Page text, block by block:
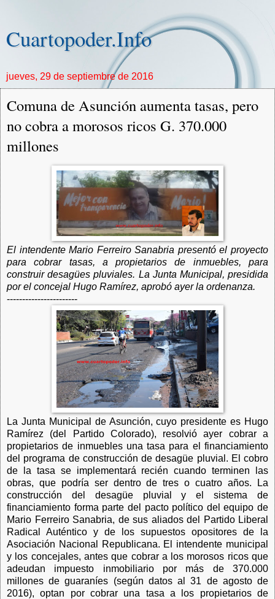
Cuartopoder.Info
jueves, 29 de septiembre de 2016
Comuna de Asunción aumenta tasas, pero
no cobra a morosos ricos G. 370.000
millones
El intendente Mario Ferreiro Sanabria presentó el proyecto
para cobrar tasas, a propietarios de inmuebles, para
construir desagües pluviales. La Junta Municipal, presidida
por el concejal Hugo Ramírez, aprobó ayer la ordenanza.
-----------------------
La Junta Municipal de Asunción, cuyo presidente es Hugo
Ramírez (del Partido Colorado), resolvió ayer cobrar a
propietarios de inmuebles una tasa para el financiamiento
del programa de construcción de desagüe pluvial. El cobro
de la tasa se implementará recién cuando terminen las
obras, que podría ser dentro de tres o cuatro años.
La
construcción del desagüe pluvial y el sistema de
financiamiento forma parte del pacto político del equipo de
Mario Ferreiro Sanabria, de sus aliados del Partido Liberal
Radical Auténtico y de los supuestos opositores de la
Asociación Nacional Republicana. El intendente municipal
y los concejales, antes que cobrar a los morosos ricos que
adeudan impuesto inmobiliario por más de 370.000
millones de guaraníes (según datos al 31 de agosto de
2016), optan por cobrar una tasa a los propietarios de